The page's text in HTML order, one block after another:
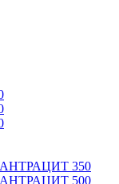
АНТРАЦИТ 350
АНТРАЦИТ 500